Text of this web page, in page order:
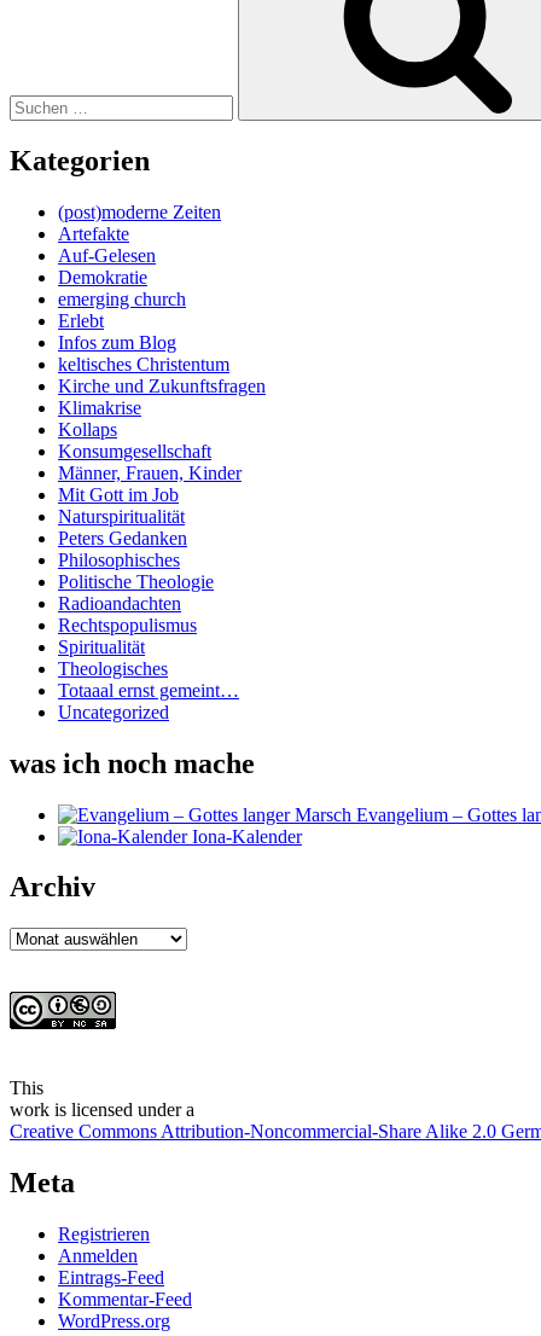
Kategorien
(post)moderne Zeiten
Artefakte
Auf-Gelesen
Demokratie
emerging church
Erlebt
Infos zum Blog
keltisches Christentum
Kirche und Zukunftsfragen
Klimakrise
Kollaps
Konsumgesellschaft
Männer, Frauen, Kinder
Mit Gott im Job
Naturspiritualität
Peters Gedanken
Philosophisches
Politische Theologie
Radioandachten
Rechtspopulismus
Spiritualität
Theologisches
Totaaal ernst gemeint…
Uncategorized
was ich noch mache
Evangelium – Gottes
Iona-Kalender
Archiv
Archiv
This
work is licensed under a
Creative Commons Attribution-Noncommercial-Share Alike 2.0
Meta
Registrieren
Anmelden
Eintrags-Feed
Kommentar-Feed
WordPress.org